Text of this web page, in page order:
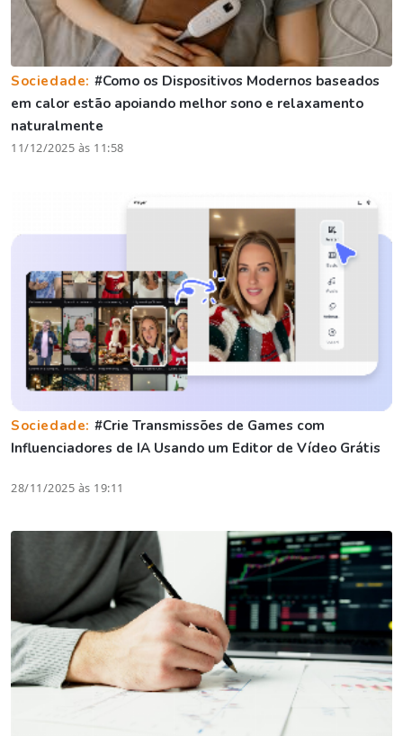
Sociedade: #Como os Dispositivos Modernos baseados
em calor estão apoiando melhor sono e relaxamento
naturalmente
11/12/2025 às 11:58
Sociedade: #Crie Transmissões de Games com
Influenciadores de IA Usando um Editor de Vídeo Grátis
28/11/2025 às 19:11